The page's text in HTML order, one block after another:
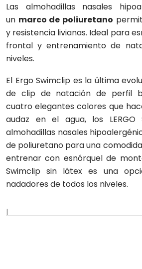
Las almohadillas nasales
un marco de poliuretano
y resistencia livianas. Ideal para
frontal y entrenamiento de
niveles.
El Ergo Swimclip es la última
de clip de natación de perfil
cuatro elegantes colores que
audaz en el agua, los LERGO
almohadillas nasales
de poliuretano para una
entrenar con esnórquel de
Swimclip sin látex es una
nadadores de todos los niveles.
|